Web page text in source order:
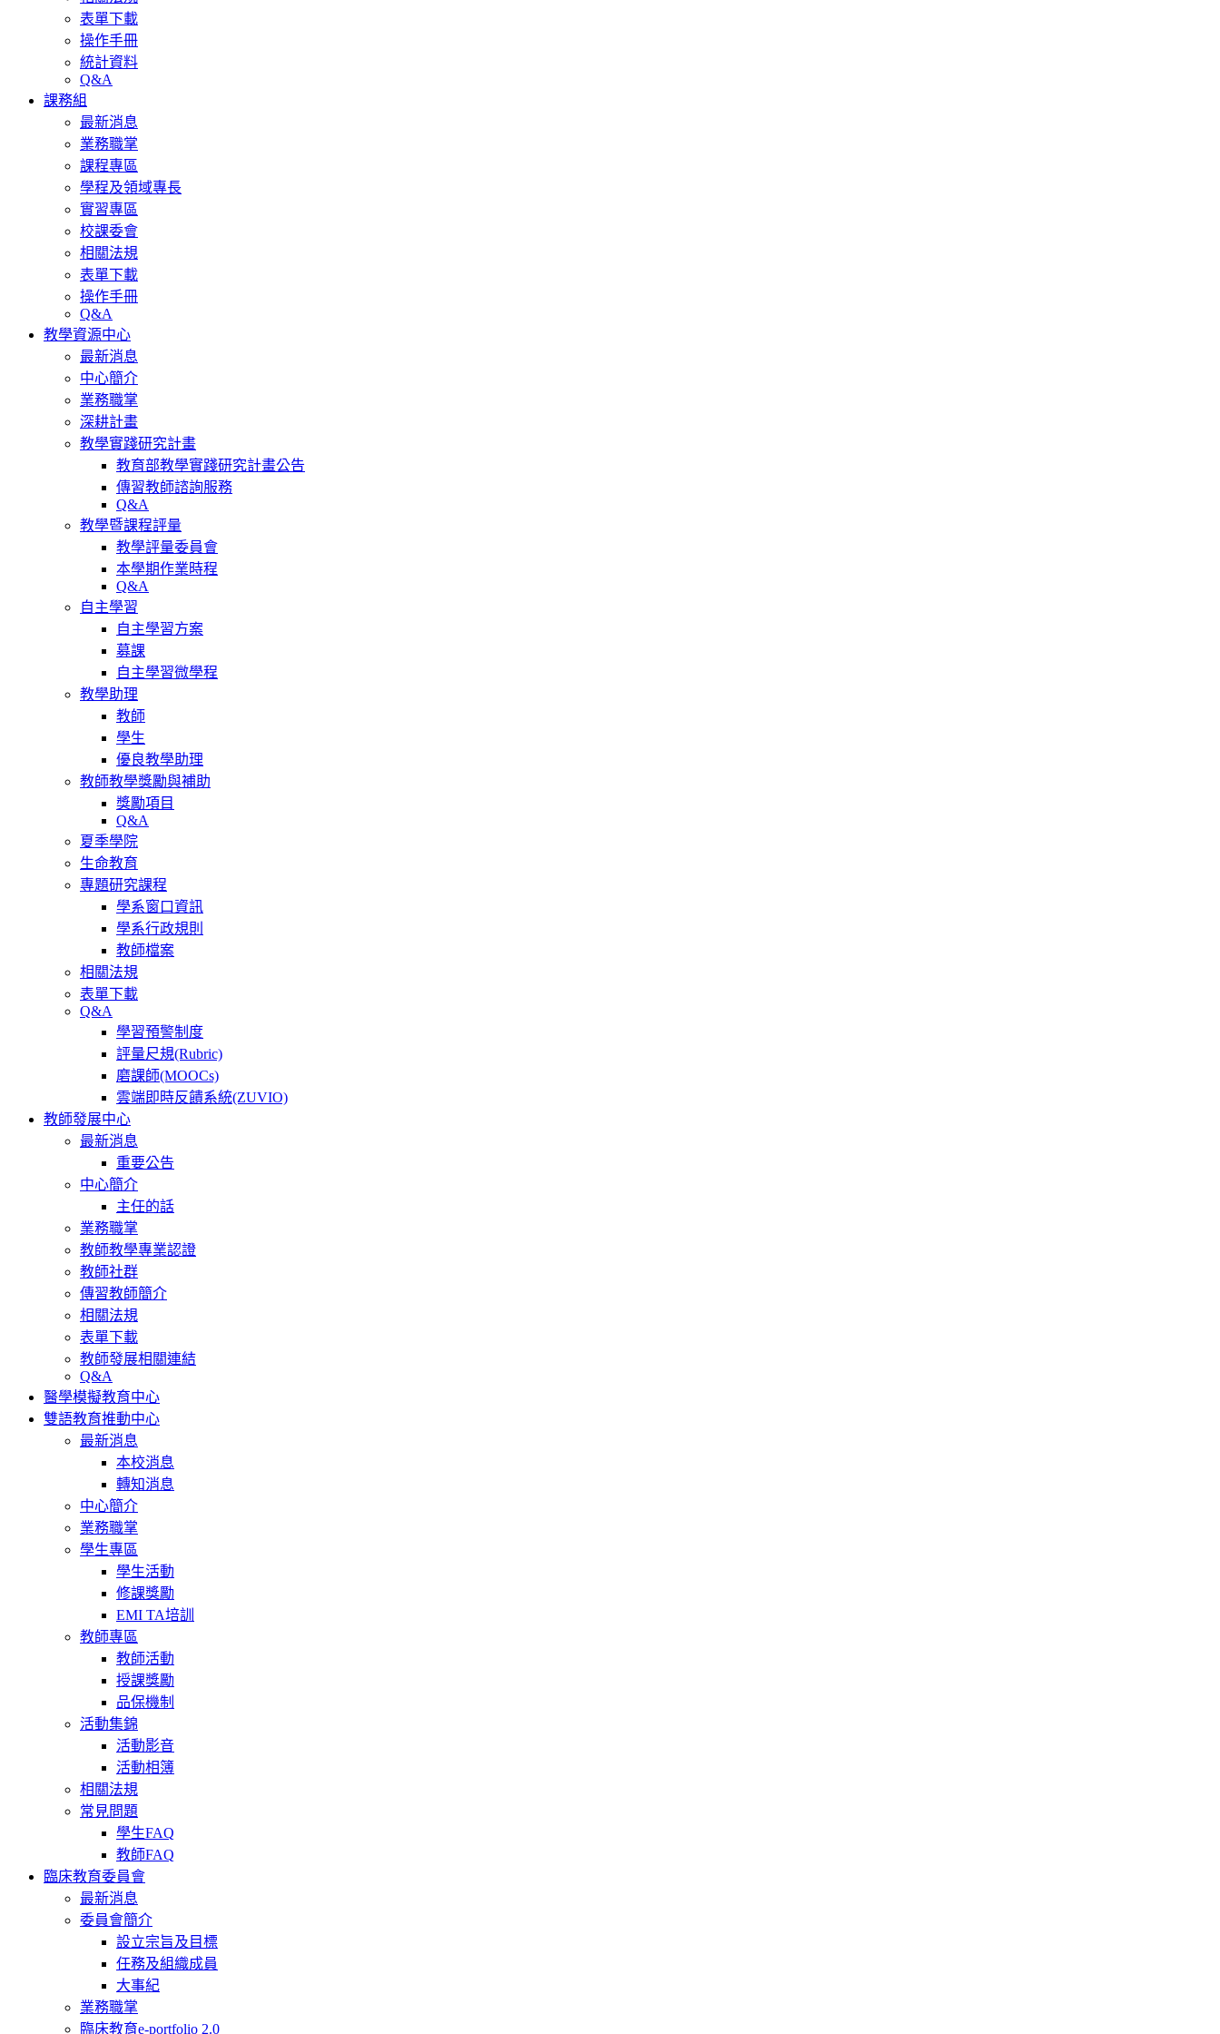
表單下載
操作手冊
統計資料
Q&A
課務組
最新消息
業務職掌
課程專區
學程及領域專長
實習專區
校課委會
相關法規
表單下載
操作手冊
Q&A
教學資源中心
最新消息
中心簡介
業務職掌
深耕計畫
教學實踐研究計畫
教育部教學實踐研究計畫公告
傳習教師諮詢服務
Q&A
教學暨課程評量
教學評量委員會
本學期作業時程
Q&A
自主學習
自主學習方案
募課
自主學習微學程
教學助理
教師
學生
優良教學助理
教師教學獎勵與補助
獎勵項目
Q&A
夏季學院
生命教育
專題研究課程
學系窗口資訊
學系行政規則
教師檔案
相關法規
表單下載
Q&A
學習預警制度
評量尺規(Rubric)
磨課師(MOOCs)
雲端即時反饋系統(ZUVIO)
教師發展中心
最新消息
重要公告
中心簡介
主任的話
業務職掌
教師教學專業認證
教師社群
傳習教師簡介
相關法規
表單下載
教師發展相關連結
Q&A
醫學模擬教育中心
雙語教育推動中心
最新消息
本校消息
轉知消息
中心簡介
業務職掌
學生專區
學生活動
修課獎勵
EMI TA培訓
教師專區
教師活動
授課獎勵
品保機制
活動集錦
活動影音
活動相簿
相關法規
常見問題
學生FAQ
教師FAQ
臨床教育委員會
最新消息
委員會簡介
設立宗旨及目標
任務及組織成員
大事紀
業務職掌
臨床教育e-portfolio 2.0